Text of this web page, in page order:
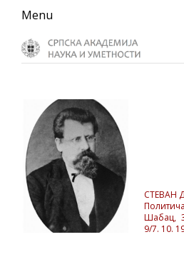
Skip
primary
navigation
Skip
main
content
Skip
primary
sidebar
Menu
СТЕВАН
Шабац,
9/7. 10.